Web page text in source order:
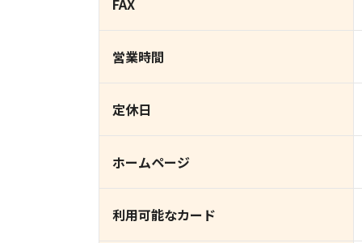
FAX
営業時間
定休日
ホームページ
利用可能なカード